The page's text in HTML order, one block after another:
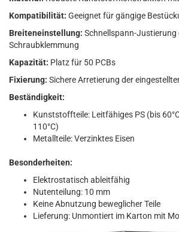
Kompatibilität: Geeignet für gängige
Breiteneinstellung: Schnellspann-Justierung
Schraubklemmung
Kapazität: Platz für 50 PCBs
Fixierung: Sichere Arretierung der
Beständigkeit:
Kunststoffteile: Leitfähiges PS (bis
110°C)
Metallteile: Verzinktes Eisen
Besonderheiten:
Elektrostatisch ableitfähig
Nutenteilung: 10 mm
Keine Abnutzung beweglicher Teile
Lieferung: Unmontiert im Karton mit